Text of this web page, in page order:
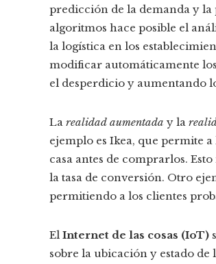
predicción de la demanda y
algoritmos hace posible el
la logística en los
modificar automáticamente
el desperdicio y aumentando
La realidad aumentada y la
ejemplo es Ikea, que permite
casa antes de comprarlos.
la tasa de conversión. Otro
permitiendo a los clientes
El Internet de las cosas (IoT)
sobre la ubicación y estado